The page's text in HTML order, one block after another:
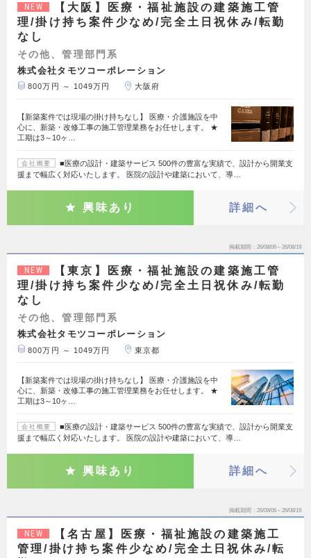
NEW
【大阪】医療・福祉施設の建築施工管
理/掛け持ち案件少なめ/完全土日祝休み/転勤
なし
その他、管理部門系
株式会社タモツコーポレーション
800万円 ～ 1049万円 大阪府
【新築案件では現場の掛け持ちなし】 医療・介護施設を中
心に、新築・改修工事の施工管理業務をお任せします。 ★
工期は3～10ヶ…
会社概要
■医療の設計・建築サービス 500件の豊富な実績で、設計から開業支
援まで幅広く対応いたします。 医院の設計や建築において、導…
興味あり 詳細へ
掲載期間 26/08/06～26/08/19
NEW
【東京】医療・福祉施設の建築施工管
理/掛け持ち案件少なめ/完全土日祝休み/転勤
なし
その他、管理部門系
株式会社タモツコーポレーション
800万円 ～ 1049万円 東京都
【新築案件では現場の掛け持ちなし】 医療・介護施設を中
心に、新築・改修工事の施工管理業務をお任せします。 ★
工期は3～10ヶ…
会社概要
■医療の設計・建築サービス 500件の豊富な実績で、設計から開業支
援まで幅広く対応いたします。 医院の設計や建築において、導…
興味あり 詳細へ
掲載期間 26/08/06～26/08/19
NEW
【名古屋】医療・福祉施設の建築施工
管理/掛け持ち案件少なめ/完全土日祝休み/転